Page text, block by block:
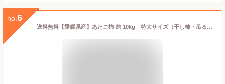
no. 6
送料無料【愛媛県産】あたご柿 約 10kg 特大サイズ（干し柿・吊るし柿・さわし柿用 渋柿・愛宕柿）